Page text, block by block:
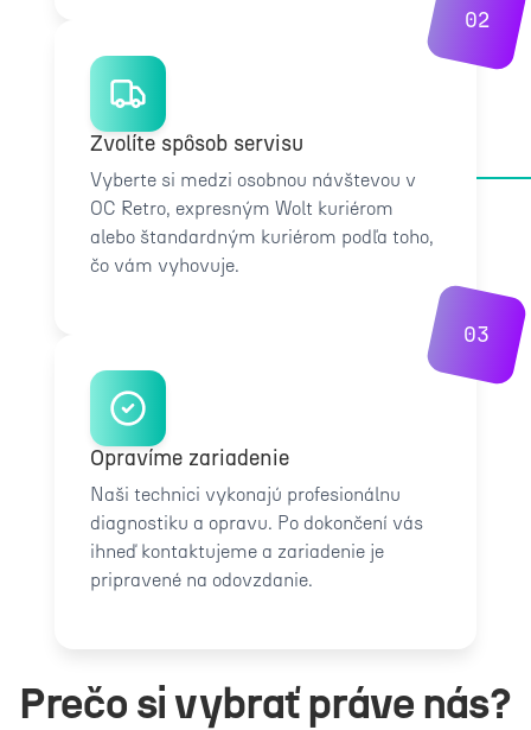
02
Zvolíte spôsob servisu
Vyberte si medzi osobnou návštevou v
OC Retro, expresným Wolt kuriérom
alebo štandardným kuriérom podľa toho,
čo vám vyhovuje.
03
Opravíme zariadenie
Naši technici vykonajú profesionálnu
diagnostiku a opravu. Po dokončení vás
ihneď kontaktujeme a zariadenie je
pripravené na odovzdanie.
Prečo si vybrať práve nás?